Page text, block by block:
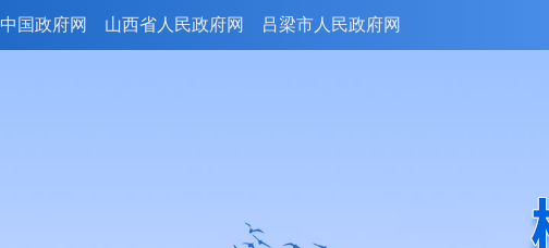
中国政府网 山西省人民政府网 吕梁市人民政府网